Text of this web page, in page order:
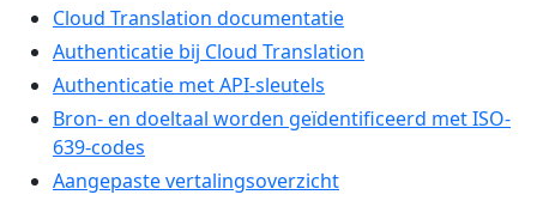
Cloud Translation documentatie
Authenticatie bij Cloud Translation
Authenticatie met API-sleutels
Bron- en doeltaal worden geïdentificeerd met ISO-
639-codes
Aangepaste vertalingsoverzicht